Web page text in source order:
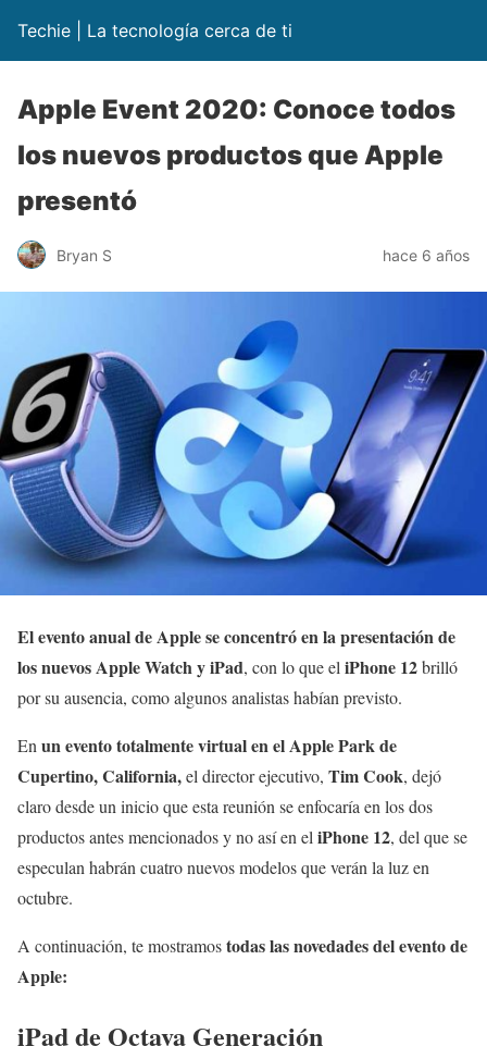
Techie | La tecnología cerca de ti
Apple Event 2020: Conoce todos
los nuevos productos que Apple
presentó
Bryan S hace 6 años
El evento anual de Apple se concentró en la presentación de
los nuevos Apple Watch y iPad, con lo que el iPhone 12brilló
por su ausencia, como algunos analistas habían previsto.
En un evento totalmente virtual en el Apple Park de
Cupertino, California,el director ejecutivo, Tim Cook, dejó
claro desde un inicio que esta reunión se enfocaría en los dos
productos antes mencionados y no así en el iPhone 12, del que se
especulan habrán cuatro nuevos modelos que verán la luz en
octubre.
A continuación, te mostramostodas las novedades del evento de
Apple:
iPad de Octava Generación